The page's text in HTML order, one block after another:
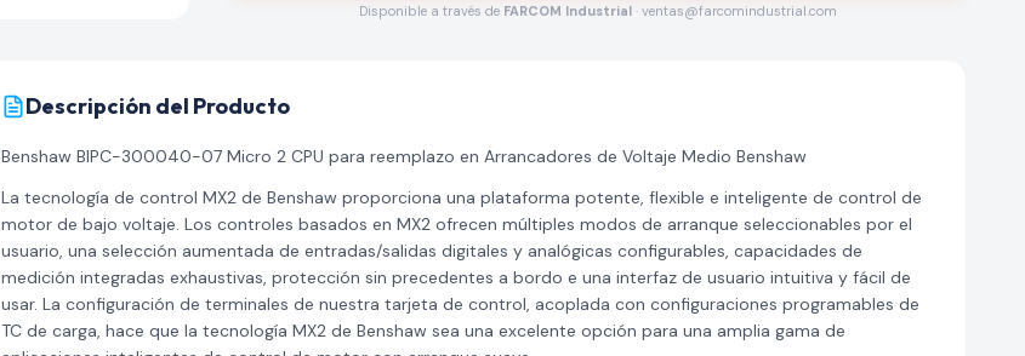
Disponible a través de FARCOM Industrial · ventas@farcomindustrial.com
Descripción del Producto
Benshaw BIPC-300040-07 Micro 2 CPU para reemplazo en Arrancadores de Voltaje Medio Benshaw
La tecnología de control MX2 de Benshaw proporciona una plataforma potente, flexible e inteligente de control de
motor de bajo voltaje. Los controles basados en MX2 ofrecen múltiples modos de arranque seleccionables por el
usuario, una selección aumentada de entradas/salidas digitales y analógicas configurables, capacidades de
medición integradas exhaustivas, protección sin precedentes a bordo e una interfaz de usuario intuitiva y fácil de
usar. La configuración de terminales de nuestra tarjeta de control, acoplada con configuraciones programables de
TC de carga, hace que la tecnología MX2 de Benshaw sea una excelente opción para una amplia gama de